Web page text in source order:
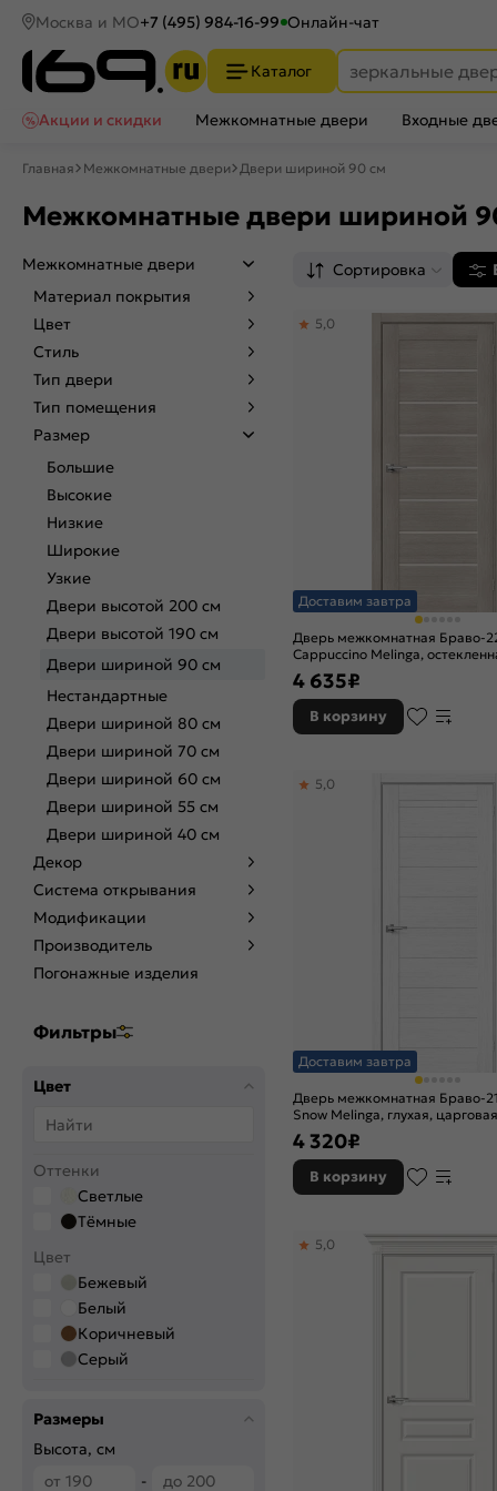
Москва и МО+7 (495) 984-16-99 Онлайн-чат
Каталог
Акции и скидки
Межкомнатные двери Входные
Главная Межкомнатные двери Двери шириной 90 см
Межкомнатные двери шириной
Межкомнатные двери
Материал покрытия
Цвет
Стиль
Тип двери
Тип помещения
Размер
Большие
Высокие
Низкие
Широкие
Узкие
Двери высотой 200 см
Двери высотой 190 см
Двери шириной 90 см
Нестандартные
Двери шириной 80 см
Двери шириной 70 см
Двери шириной 60 см
Двери шириной 55 см
Двери шириной 40 см
Декор
Система открывания
Модификации
Производитель
Погонажные изделия
Фильтры
Цвет
Оттенки
Светлые
Тёмные
Цвет
Бежевый
Белый
Коричневый
Серый
Bianco Veralinga
Cappuccino Melinga
Размеры
Высота, см
-
Сортировка
Доставим завтра
Дверь межкомнатная Браво-
Cappuccino Melinga,
царговая
5,0
4 635₽
В корзину
Доставим завтра
Дверь межкомнатная Браво-
Snow Melinga, глухая, царговая
5,0
4 320₽
В корзину
5,0